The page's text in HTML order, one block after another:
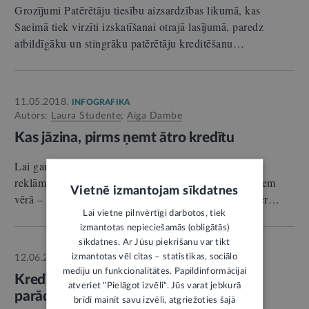
Grozījumi Patērētāju tiesību aizsardzības likumā, kas
Saeimā tiek virzīti izskatīšanai otrajā lasījumā, paredz
atbildīgāku un stingrāku patērētāju kreditēšanu…
11.05.2018. INFOGRAFIKA
Autors: Laura Studente; Aiga Dambe
Kas jāzina, pirms ņemt ātro kredītu
Lai gan ātro kredītu kompānijas vilina ar draudzīgām
reklāmām un piedāvājumiem aizdot naudu, tomēr jāņem
vērā – parāds būs jāatmaksā. Ne velti reklāmā vienmēr…
12.06.2024. SKAIDROJUMS Autors:Zaida Kalniņa
Kredītlīgumu cedēšana. Ko tas nozīmē
parādniekam
Vietnē izmantojam sīkdatnes
Lai vietne pilnvērtīgi darbotos, tiek
izmantotas nepieciešamās (obligātās)
sīkdatnes. Ar Jūsu piekrišanu var tikt
izmantotas vēl citas – statistikas, sociālo
mediju un funkcionalitātes. Papildinformācijai
atveriet "Pielāgot izvēli". Jūs varat jebkurā
brīdī mainīt savu izvēli, atgriežoties šajā